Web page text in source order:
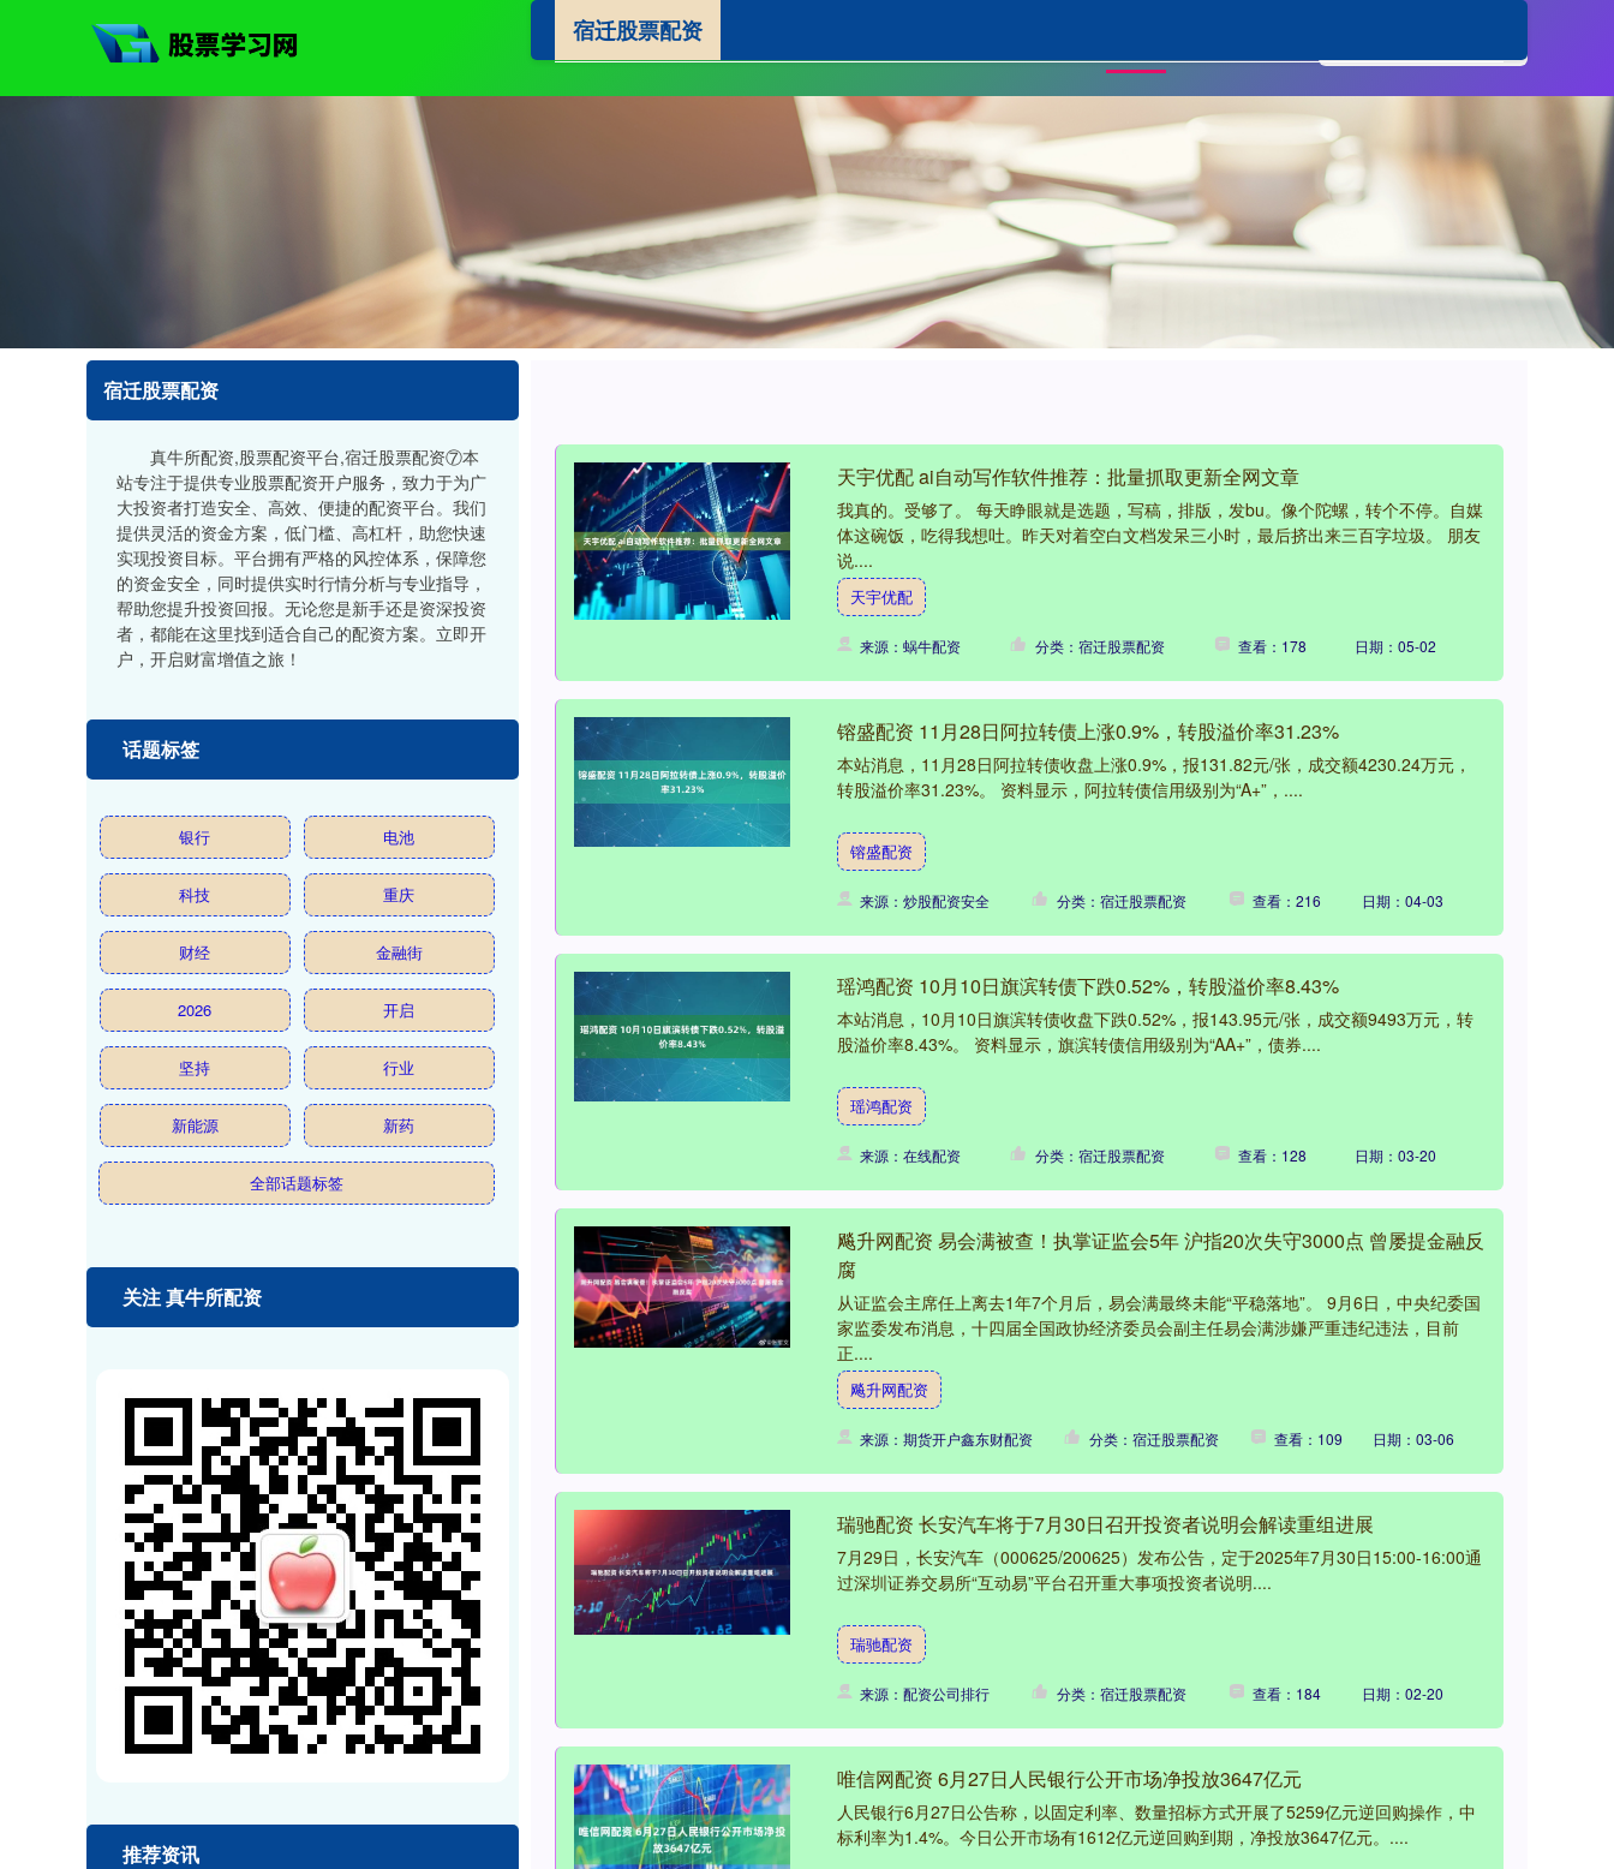
首页
宿迁股票配资
天宇优配 ai自动写作软件推荐：批量抓取更新全网文章
我真的。受够了。 每天睁眼就是选题，写稿，排版，发bu。像个陀螺，转个不停。自媒
体这碗饭，吃得我想吐。昨天对着空白文档发呆三小时，最后挤出来三百字垃圾。 朋友
说....
天宇优配
来源：蜗牛配资 分类：宿迁股票配资 查看：178 日期：05-02
镕盛配资 11月28日阿拉转债上涨0.9%，转股溢价率31.23%
本站消息，11月28日阿拉转债收盘上涨0.9%，报131.82元/张，成交额4230.24万元，
转股溢价率31.23%。 资料显示，阿拉转债信用级别为“A+”，....
镕盛配资
来源：炒股配资安全 分类：宿迁股票配资 查看：216 日期：04-03
瑶鸿配资 10月10日旗滨转债下跌0.52%，转股溢价率8.43%
本站消息，10月10日旗滨转债收盘下跌0.52%，报143.95元/张，成交额9493万元，转
股溢价率8.43%。 资料显示，旗滨转债信用级别为“AA+”，债券....
瑶鸿配资
来源：在线配资 分类：宿迁股票配资 查看：128 日期：03-20
飚升网配资 易会满被查！执掌证监会5年 沪指20次失守3000点 曾屡提金融反
腐
从证监会主席任上离去1年7个月后，易会满最终未能“平稳落地”。 9月6日，中央纪委国
家监委发布消息，十四届全国政协经济委员会副主任易会满涉嫌严重违纪违法，目前
正....
飚升网配资
来源：期货开户鑫东财配资 分类：宿迁股票配资 查看：109 日期：03-06
瑞驰配资 长安汽车将于7月30日召开投资者说明会解读重组进展
7月29日，长安汽车（000625/200625）发布公告，定于2025年7月30日15:00-16:00通
过深圳证券交易所“互动易”平台召开重大事项投资者说明....
瑞驰配资
来源：配资公司排行 分类：宿迁股票配资 查看：184 日期：02-20
唯信网配资 6月27日人民银行公开市场净投放3647亿元
人民银行6月27日公告称，以固定利率、数量招标方式开展了5259亿元逆回购操作，中
标利率为1.4%。今日公开市场有1612亿元逆回购到期，净投放3647亿元。....
宿迁股票配资
真牛所配资,股票配资平台,宿迁股票配资⑦本
站专注于提供专业股票配资开户服务，致力于为广
大投资者打造安全、高效、便捷的配资平台。我们
提供灵活的资金方案，低门槛、高杠杆，助您快速
实现投资目标。平台拥有严格的风控体系，保障您
的资金安全，同时提供实时行情分析与专业指导，
帮助您提升投资回报。无论您是新手还是资深投资
者，都能在这里找到适合自己的配资方案。立即开
户，开启财富增值之旅！
话题标签
银行 电池
科技 重庆
财经 金融街
2026 开启
坚持 行业
新能源 新药
全部话题标签
关注 真牛所配资
推荐资讯